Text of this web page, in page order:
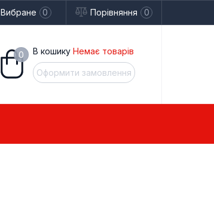
Вибране 0 Порівняння 0
0 В кошику Немає товарів
Оформити замовлення